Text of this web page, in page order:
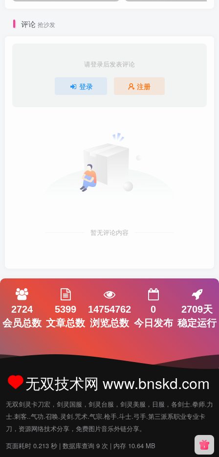
评论 抢沙发
请登录后发表评论
登录 注册
暂无评论内容
2724
会员总数
5399
文章总数
14754762
浏览总数
0
今日发布
2709天
稳定运行
无双技术网 www.bnskd.com
无双剑灵卡刀宏，剑灵国服，剑灵台服，剑灵美服，日服，各剑士.拳师.力
士.刺客..气功.召唤.灵剑.咒术.气宗.枪手.斗士.弓手.第三派系职业专业卡
刀，资源网络技术分享，免费图片音乐外链分享。
页面耗时 0.213 秒 | 数据库查询 9 次 | 内存 10.64 MB